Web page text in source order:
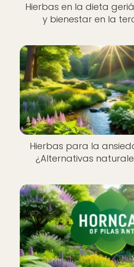
Hierbas en la dieta
y bienestar en la
Hierbas para la
¿Alternativas